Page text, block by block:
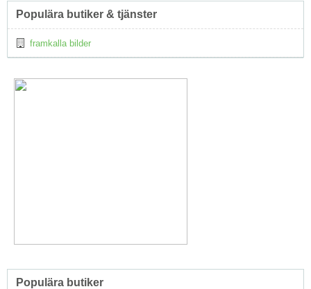
Populära butiker & tjänster
framkalla bilder
Populära butiker